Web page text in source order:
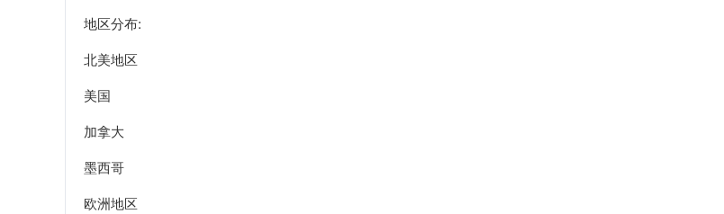
地区分布:
北美地区
美国
加拿大
墨西哥
欧洲地区